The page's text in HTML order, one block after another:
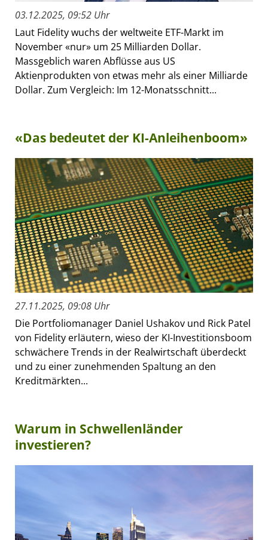
03.12.2025, 09:52 Uhr
Laut Fidelity wuchs der weltweite ETF-Markt im
November «nur» um 25 Milliarden Dollar.
Massgeblich waren Abflüsse aus US
Aktienprodukten von etwas mehr als einer Milliarde
Dollar. Zum Vergleich: Im 12-Monatsschnitt...
«Das bedeutet der KI-Anleihenboom»
27.11.2025, 09:08 Uhr
Die Portfoliomanager Daniel Ushakov und Rick Patel
von Fidelity erläutern, wieso der KI-Investitionsboom
schwächere Trends in der Realwirtschaft überdeckt
und zu einer zunehmenden Spaltung an den
Kreditmärkten...
Warum in Schwellenländer
investieren?